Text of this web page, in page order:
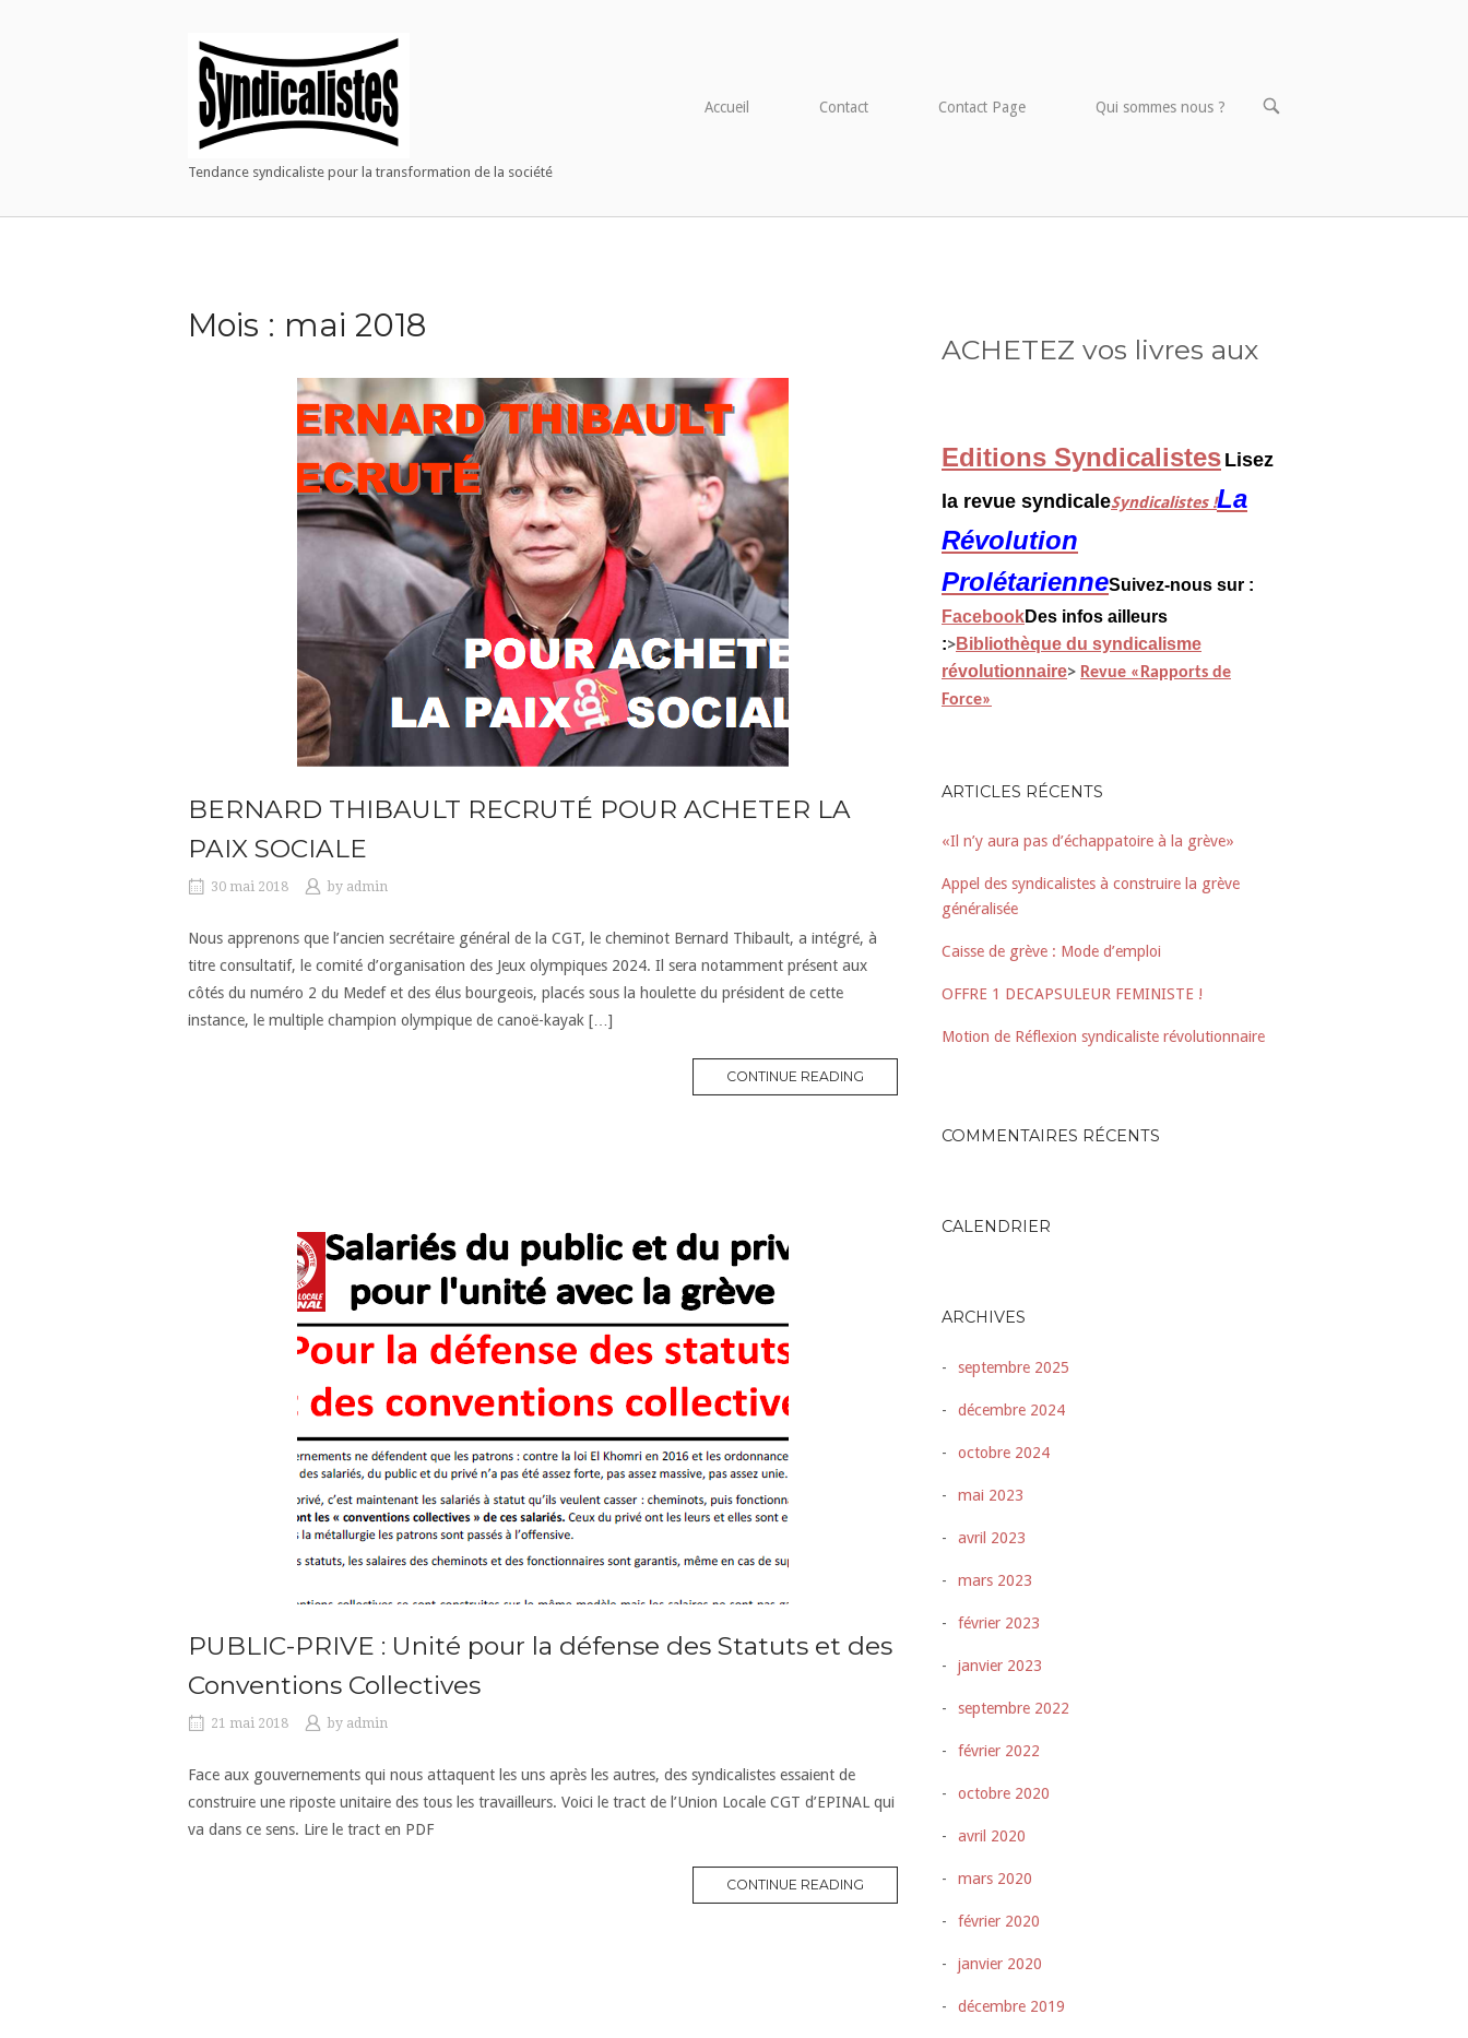
: Constant WP_CRON_LOCK_TIMEOUT already defined in
Home
Tendance syndicaliste pour la transformation de la société
Accueil Contact Contact Page Qui sommes nous ?
OPEN
Mois : mai 2018
BERNARD THIBAULT RECRUTÉ POUR ACHETER LA
PAIX SOCIALE
30 mai 2018 by admin
Nous apprenons que l’ancien secrétaire général de la CGT, le cheminot Bernard Thibault, a intégré, à
titre consultatif, le comité d’organisation des Jeux olympiques 2024. Il sera notamment présent aux
côtés du numéro 2 du Medef et des élus bourgeois, placés sous la houlette du président de cette
instance, le multiple champion olympique de canoë-kayak […]
CONTINUE READING
PUBLIC-PRIVE : Unité pour la défense des Statuts et des
Conventions Collectives
21 mai 2018 by admin
Face aux gouvernements qui nous attaquent les uns après les autres, des syndicalistes essaient de
construire une riposte unitaire des tous les travailleurs. Voici le tract de l’Union Locale CGT d’EPINAL qui
va dans ce sens. Lire le tract en PDF
CONTINUE READING
ACHETEZ vos livres aux
Editions Syndicalistes Lisez
la revue syndicaleSyndicalistes !La
Révolution
ProlétarienneSuivez-nous sur :
FacebookDes infos ailleurs
:>Bibliothèque du syndicalisme
révolutionnaire> Revue «Rapports de
Force»
ARTICLES RÉCENTS
«Il n’y aura pas d’échappatoire à la grève»
Appel des syndicalistes à construire la grève
généralisée
Caisse de grève : Mode d’emploi
OFFRE 1 DECAPSULEUR FEMINISTE !
Motion de Réflexion syndicaliste révolutionnaire
COMMENTAIRES RÉCENTS
CALENDRIER
ARCHIVES
septembre 2025
décembre 2024
octobre 2024
mai 2023
avril 2023
mars 2023
février 2023
janvier 2023
septembre 2022
février 2022
octobre 2020
avril 2020
mars 2020
février 2020
janvier 2020
décembre 2019